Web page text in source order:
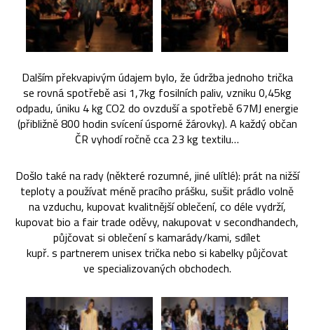
Dalším překvapivým údajem bylo, že údržba jednoho trička
se rovná spotřebě asi 1,7kg fosilních paliv, vzniku 0,45kg
odpadu, úniku 4 kg CO2 do ovzduší a spotřebě 67MJ energie
(přibližně 800 hodin svícení úsporné žárovky). A každý občan
ČR vyhodí ročně cca 23 kg textilu…
Došlo také na rady (některé rozumné, jiné ulítlé): prát na nižší
teploty a používat méně pracího prášku, sušit prádlo volně
na vzduchu, kupovat kvalitnější oblečení, co déle vydrží,
kupovat bio a fair trade oděvy, nakupovat v secondhandech,
půjčovat si oblečení s kamarády/kami, sdílet
kupř. s partnerem unisex trička nebo si kabelky půjčovat
ve specializovaných obchodech.